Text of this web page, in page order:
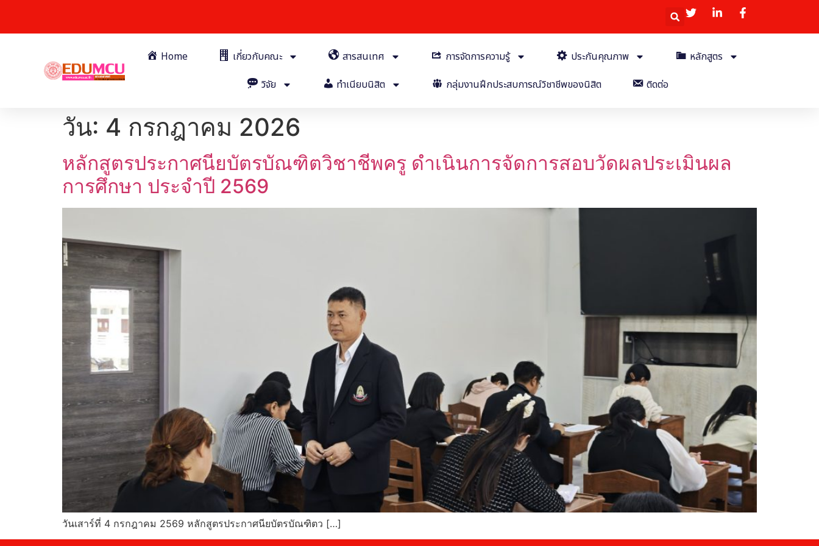
Home เกี่ยวกับคณะ สารสนเทศ การจัดการความรู้ ประกันคุณภาพ
หลักสูตร
วิจัย
ทำเนียบนิสิต กลุ่มงานฝึกประสบการณ์วิชาชีพของนิสิต ติดต่อ
วัน: 4 กรกฎาคม 2026
หลักสูตรประกาศนียบัตรบัณฑิตวิชาชีพครู ดำเนินการจัดการสอบวัดผลประเมินผล
การศึกษา ประจำปี 2569
วันเสาร์ที่ 4 กรกฎาคม 2569 หลักสูตรประกาศนียบัตรบัณฑิตว […]